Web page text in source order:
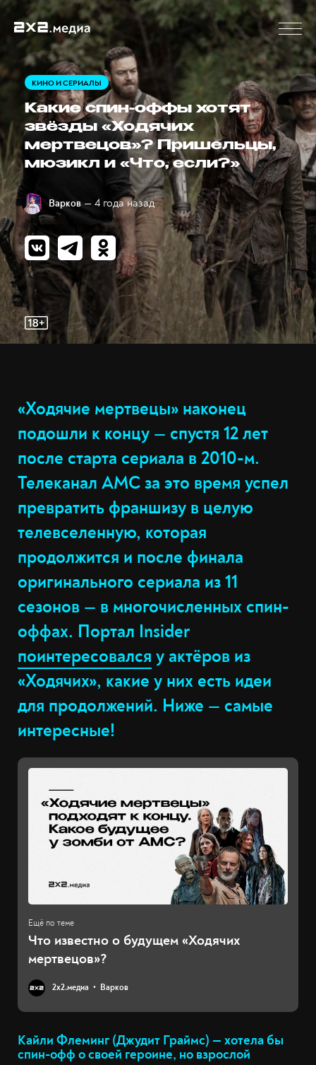
КИНО И СЕРИАЛЫ
Какие спин-оффы хотят
звёзды «Ходячих
мертвецов»? Пришельцы,
мюзикл и «Что, если?»
Варков — 4 года назад
«Ходячие мертвецы» наконец
подошли к концу — спустя 12 лет
после старта сериала в 2010-м.
Телеканал AMC за это время успел
превратить франшизу в целую
телевселенную, которая
продолжится и после финала
оригинального сериала из 11
сезонов — в многочисленных спин-
оффах. Портал Insider
поинтересовался у актёров из
«Ходячих», какие у них есть идеи
для продолжений. Ниже — самые
интересные!
Что известно о будущем «Ходячих
мертвецов»?
2х2.медиа Варков
Кайли Флеминг (Джудит Граймс) — хотела бы
спин-офф о своей героине, но взрослой